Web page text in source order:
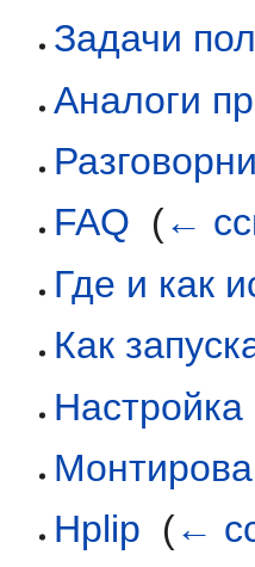
Задачи
Аналоги
FAQ (←
Где и как
Как
Hplip (←